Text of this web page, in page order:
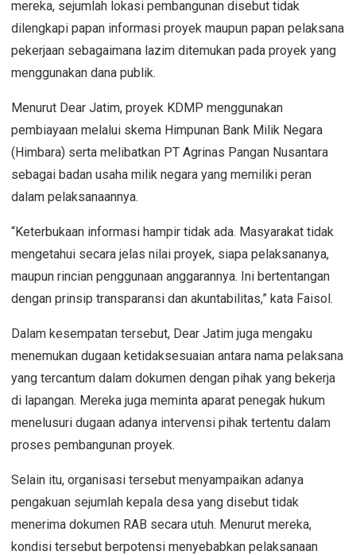
mereka, sejumlah lokasi pembangunan disebut tidak
dilengkapi papan informasi proyek maupun papan pelaksana
pekerjaan sebagaimana lazim ditemukan pada proyek yang
menggunakan dana publik.
Menurut Dear Jatim, proyek KDMP menggunakan
pembiayaan melalui skema Himpunan Bank Milik Negara
(Himbara) serta melibatkan PT Agrinas Pangan Nusantara
sebagai badan usaha milik negara yang memiliki peran
dalam pelaksanaannya.
“Keterbukaan informasi hampir tidak ada. Masyarakat tidak
mengetahui secara jelas nilai proyek, siapa pelaksananya,
maupun rincian penggunaan anggarannya. Ini bertentangan
dengan prinsip transparansi dan akuntabilitas,” kata Faisol.
Dalam kesempatan tersebut, Dear Jatim juga mengaku
menemukan dugaan ketidaksesuaian antara nama pelaksana
yang tercantum dalam dokumen dengan pihak yang bekerja
di lapangan. Mereka juga meminta aparat penegak hukum
menelusuri dugaan adanya intervensi pihak tertentu dalam
proses pembangunan proyek.
Selain itu, organisasi tersebut menyampaikan adanya
pengakuan sejumlah kepala desa yang disebut tidak
menerima dokumen RAB secara utuh. Menurut mereka,
kondisi tersebut berpotensi menyebabkan pelaksanaan